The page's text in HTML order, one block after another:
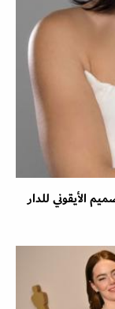
الأيقوني للدار